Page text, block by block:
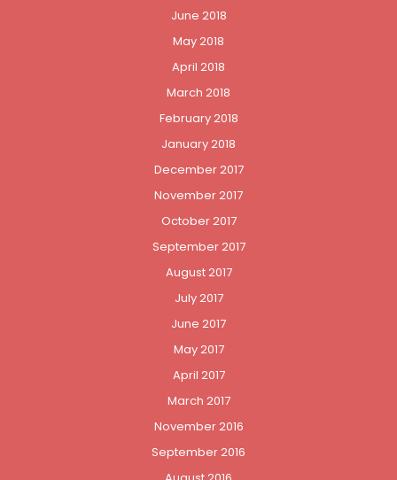
June 2018
May 2018
April 2018
March 2018
February 2018
January 2018
December 2017
November 2017
October 2017
September 2017
August 2017
July 2017
June 2017
May 2017
April 2017
March 2017
November 2016
September 2016